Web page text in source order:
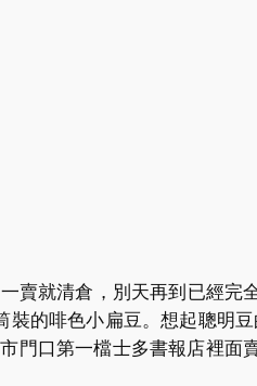
賣就清倉，別天再到已經
的啡色小扁豆。想起聰明
門口第一檔士多書報店裡